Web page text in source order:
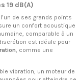
19 dB(A)
l’un de ses grands points
un confort acoustique
comparable à un
est idéale pour
, comme une
vibration, un moteur de